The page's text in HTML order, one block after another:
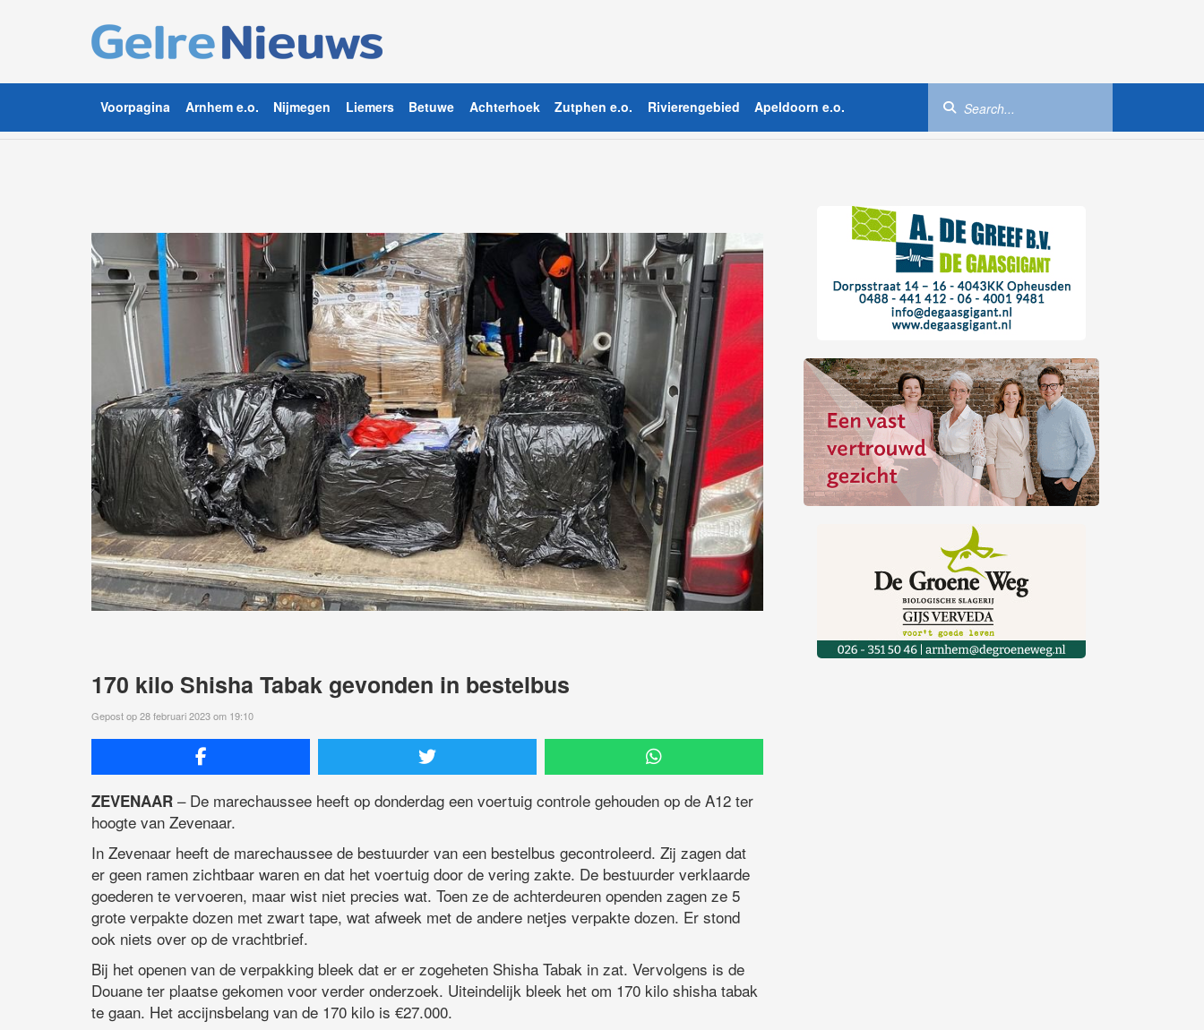
Voorpagina Arnhem e.o. Nijmegen Liemers Betuwe Achterhoek Zutphen e.o. Rivierengebied Apeldoorn e.o.
170 kilo Shisha Tabak gevonden in bestelbus
Gepost op 28 februari 2023 om 19:10
ZEVENAAR – De marechaussee heeft op donderdag een voertuig controle gehouden op de A12 ter
hoogte van Zevenaar.
In Zevenaar heeft de marechaussee de bestuurder van een bestelbus gecontroleerd. Zij zagen dat
er geen ramen zichtbaar waren en dat het voertuig door de vering zakte. De bestuurder verklaarde
goederen te vervoeren, maar wist niet precies wat. Toen ze de achterdeuren openden zagen ze 5
grote verpakte dozen met zwart tape, wat afweek met de andere netjes verpakte dozen. Er stond
ook niets over op de vrachtbrief.
Bij het openen van de verpakking bleek dat er er zogeheten Shisha Tabak in zat. Vervolgens is de
Douane ter plaatse gekomen voor verder onderzoek. Uiteindelijk bleek het om 170 kilo shisha tabak
te gaan. Het accijnsbelang van de 170 kilo is €27.000.